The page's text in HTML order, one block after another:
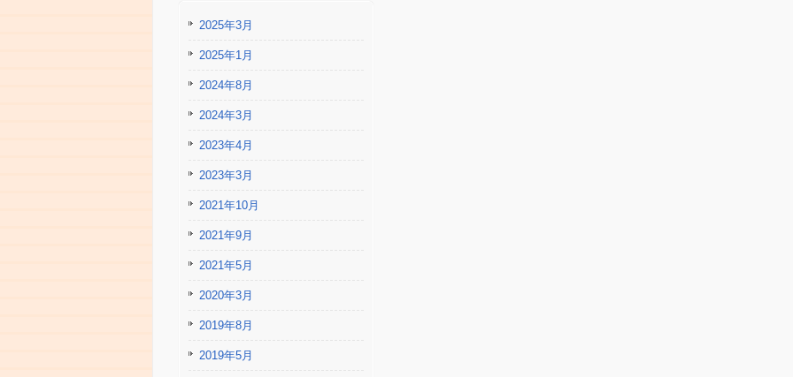
2025年3月
2025年1月
2024年8月
2024年3月
2023年4月
2023年3月
2021年10月
2021年9月
2021年5月
2020年3月
2019年8月
2019年5月